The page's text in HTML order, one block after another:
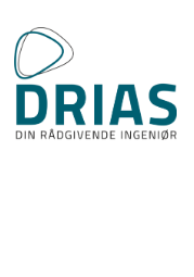
the
content